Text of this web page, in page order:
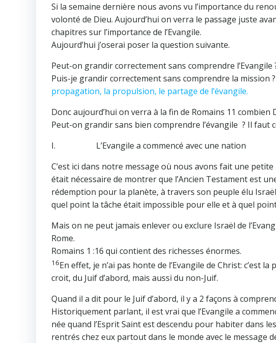
Si la semaine dernière nous avons vu l’importance du
volonté de Dieu. Aujourd’hui on verra le passage juste
chapitres sur l’importance de l’Evangile.
Aujourd’hui j’oserai poser la question suivante.
Peut-on grandir correctement sans comprendre l’Evangile
Puis-je grandir correctement sans comprendre la mission ?
propagation, la propulsion, le partage de l’évangile.
Donc aujourd’hui on verra à la fin de Romains 11
Peut-on grandir sans bien comprendre l’évangile ? Il faut
I. L’Evangile a commencé avec une nation
C’est ici dans notre message où nous avons fait une
était nécessaire de montrer que l’Ancien Testament est
rédemption pour la planète, à travers son peuple élu
quel point la tâche était impossible pour elle et à quel
Mais on ne peut jamais enlever ou exclure Israël de
Rome.
Romains 1 :16 qui contient des richesses énormes.
16En effet, je n’ai pas honte de l’Evangile de Christ: c’est
croit, du Juif d’abord, mais aussi du non-Juif.
Quand il a dit pour le Juif d’abord, il y a 2 façons à
Historiquement parlant, il est vrai que l’Evangile a
née quand l’Esprit Saint est descendu pour habiter dans
rentrés chez eux partout dans le monde avec le message